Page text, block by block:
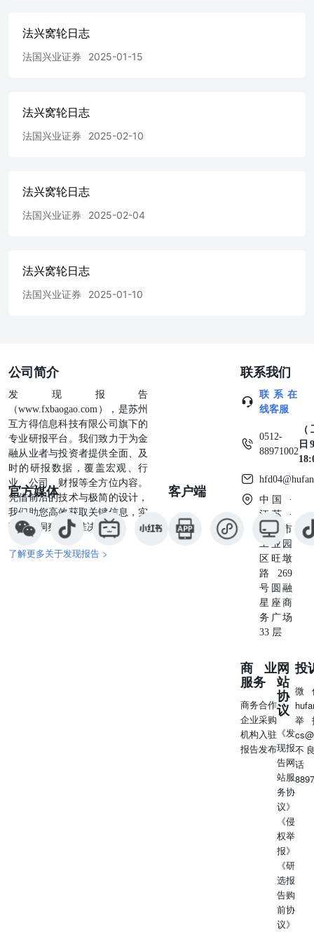
法兴窝轮日志
法国兴业证券 2025-01-15
法兴窝轮日志
法国兴业证券 2025-02-10
法兴窝轮日志
法国兴业证券 2025-02-04
法兴窝轮日志
法国兴业证券 2025-01-10
公司简介
发现报告
（www.fxbaogao.com），是苏州
互方得信息科技有限公司旗下的
专业研报平台。我们致力于为金
融从业者与投资者提供全面、及
时的研报数据，覆盖宏观、行
业、公司、财报等全方位内容。
凭借前沿的技术与极简的设计，
我们助您高效获取关键信息，实
现深度洞察与精准决策。
了解更多关于发现报告 >
官方媒体 客户端
联系我们
联系在
线客服
0512-
88971002
日
中国 ·
江苏 ·
苏州市
工业园
区旺墩
路269
号圆融
星座商
务广场
33 层
商业
服务
商务合作
企业采购
机构入驻
报告发布
网
站
协
议
《发
现报
告网
站服
务协
议》
《侵
权举
报》
《研
选报
告购
前协
议》
投
微
举
不